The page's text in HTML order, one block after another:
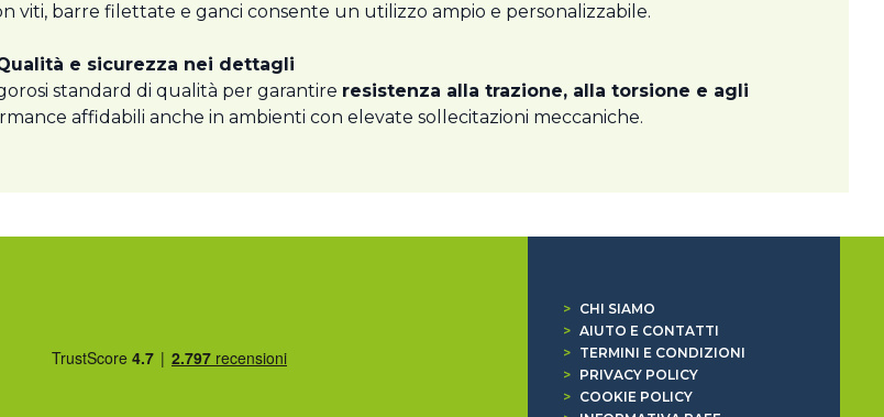
viti, barre filettate e ganci consente un utilizzo ampio e personalizzabile.
e sicurezza nei dettagli
standard di qualità per garantire resistenza alla trazione, alla torsione e agli
affidabili anche in ambienti con elevate sollecitazioni meccaniche.
>
CHI SIAMO
> AIUTO E CONTATTI
>
TERMINI E CONDIZIONI
>
PRIVACY POLICY
>
COOKIE POLICY